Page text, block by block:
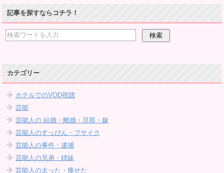
記事を探すならコチラ！
カテゴリー
ホテルでのVOD視聴
芸能
芸能人の 結婚・離婚・旦那・嫁
芸能人のすっぴん・ブサイク
芸能人の事件・逮捕
芸能人の兄弟・姉妹
芸能人の太った・痩せた